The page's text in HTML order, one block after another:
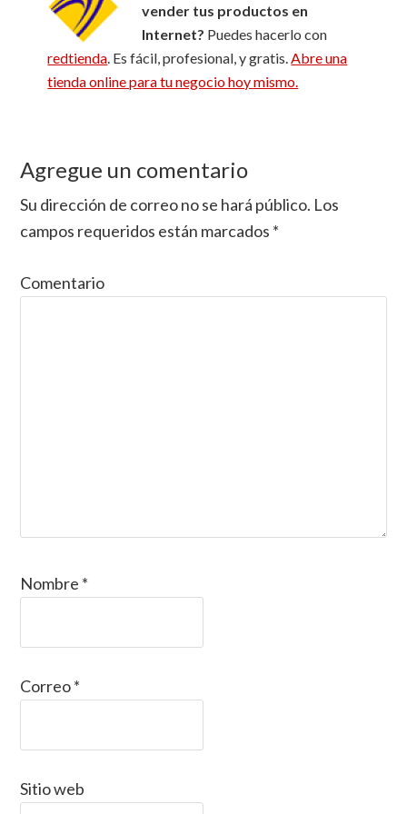
vender tus productos en
Internet? Puedes hacerlo con
redtienda . Es fácil, profesional, y gratis. Abre una
tienda online para tu negocio hoy mismo.
Reader
Interactions
Agregue un comentario
Su dirección de correo no se hará público. Los
campos requeridos están marcados *
Comentario
Nombre *
Correo*
Sitio web